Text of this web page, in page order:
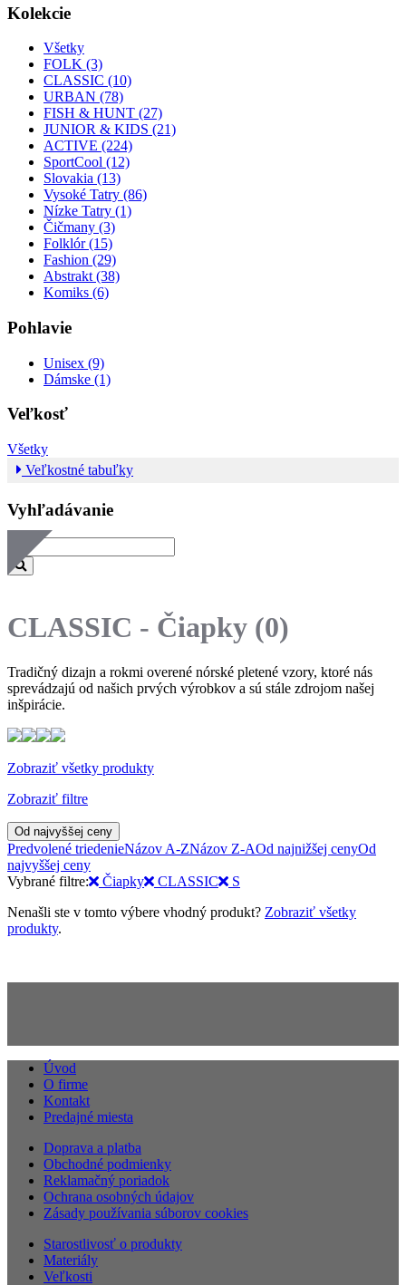
Kolekcie
Všetky
FOLK (3)
CLASSIC (10)
URBAN (78)
FISH & HUNT (27)
JUNIOR & KIDS (21)
ACTIVE (224)
SportCool (12)
Slovakia (13)
Vysoké Tatry (86)
Nízke Tatry (1)
Čičmany (3)
Folklór (15)
Fashion (29)
Abstrakt (38)
Komiks (6)
Pohlavie
Unisex (9)
Dámske (1)
Veľkosť
Všetky
Veľkostné tabuľky
Vyhľadávanie
CLASSIC - Čiapky (0)
Tradičný dizajn a rokmi overené nórské pletené vzory, ktoré nás
sprevádzajú od našich prvých výrobkov a sú stále zdrojom našej
inšpirácie.
Zobraziť všetky produkty
Zobraziť filtre
Od najvyššej ceny
Predvolené triedenieNázov A-ZNázov Z-AOd najnižšej cenyOd
najvyššej ceny
Vybrané filtre:
Čiapky CLASSIC
S
Nenašli ste v tomto výbere vhodný produkt? Zobraziť všetky
produkty.
Úvod
O firme
Kontakt
Predajné miesta
Doprava a platba
Obchodné podmienky
Reklamačný poriadok
Ochrana osobných údajov
Zásady používania súborov cookies
Starostlivosť o produkty
Materiály
Veľkosti